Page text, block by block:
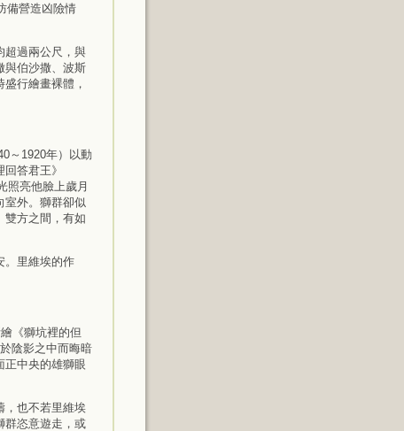
備營造凶險情
超過兩公尺，與
與伯沙撒、波斯
行繪畫裸體，
～1920年）以動
答君王》
照亮他臉上歲月
室外。獅群卻似
雙方之間，有如
。里維埃的作
《獅坑裡的但
陰影之中而晦暗
正中央的雄獅眼
，也不若里維埃
群恣意遊走，或